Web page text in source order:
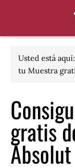
navegación
principal
de
Usted está aquí:
tu Muestra
gratis